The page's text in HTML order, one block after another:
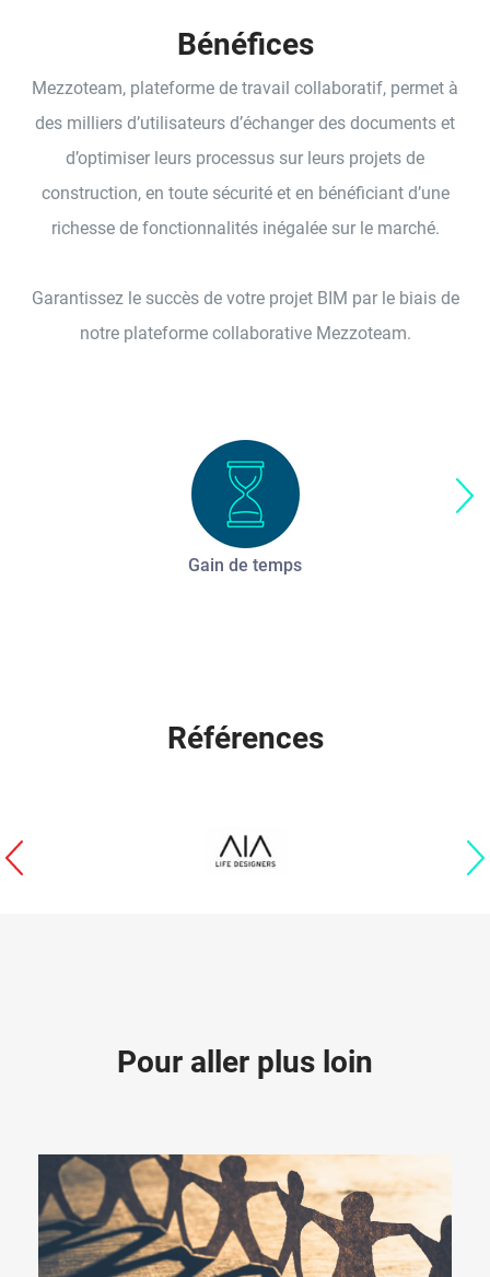
Bénéfices
Mezzoteam, plateforme de travail collaboratif, permet à
des milliers d’utilisateurs d’échanger des documents et
d’optimiser leurs processus sur leurs projets de
construction, en toute sécurité et en bénéficiant d’une
richesse de fonctionnalités inégalée sur le marché.
Garantissez le succès de votre projet BIM par le biais de
notre plateforme collaborative Mezzoteam.
Gain de temps
Références
Pour aller plus loin